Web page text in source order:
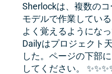
Sherlockは、複数の
モデルで作業してい
よく覚えるようにな
Dailyはプロジェクト
した。ページの下部
してください。